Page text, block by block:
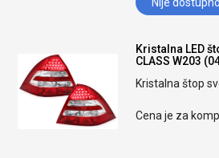
Kristalna LED
CLASS W203
Kristalna štop
Cena je za